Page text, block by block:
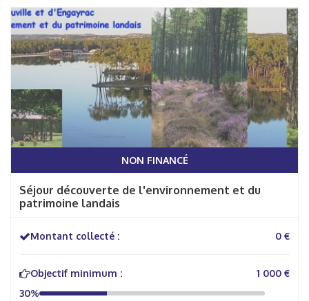
NON FINANCÉ
Séjour découverte de l'environnement et du
patrimoine landais
Montant collecté : 0 €
Objectif minimum :
1 000 €
30%